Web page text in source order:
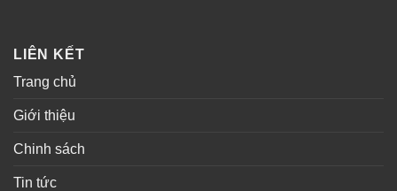
LIÊN KẾT
Trang chủ
Giới thiệu
Chinh sách
Tin tức